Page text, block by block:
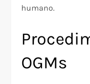
humano.
OGMs